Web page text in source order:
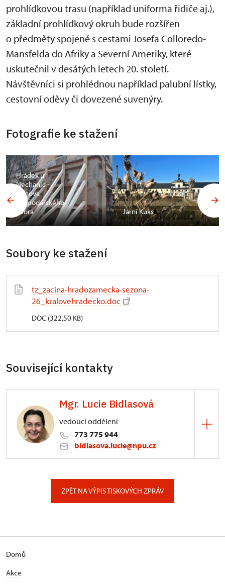
prohlídkovou trasu (například uniforma řidiče aj.),
základní prohlídkový okruh bude rozšířen
o předměty spojené s cestami Josefa Colloredo-
Mansfelda do Afriky a Severní Ameriky, které
uskutečnil v desátých letech 20. století.
Návštěvníci si prohlédnou například palubní lístky,
cestovní oděvy či dovezené suvenýry.
Fotografie ke stažení
Hrádek u
Nechanic -
obnova
hospodářského
dvora
Jarní Kuks
Soubory ke stažení
tz_zacina-hradozamecka-sezona-
26_kralovehradecko.doc
DOC (322,50 KB)
Související kontakty
Mgr. Lucie Bidlasová
vedoucí oddělení
773 775 944
bidlasova.lucie@npu.cz
ZPĚT NA VÝPIS TISKOVÝCH ZPRÁV
Domů
Akce